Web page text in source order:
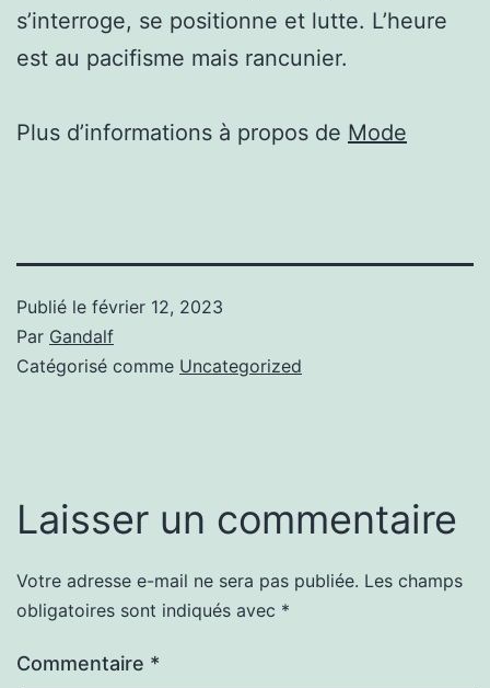
s’interroge, se positionne et lutte. L’heure
est au pacifisme mais rancunier.
Plus d’informations à propos de Mode
Publié le février 12, 2023
Par Gandalf
Catégorisé comme Uncategorized
Laisser un commentaire
Votre adresse e-mail ne sera pas publiée. Les champs
obligatoires sont indiqués avec *
Commentaire *